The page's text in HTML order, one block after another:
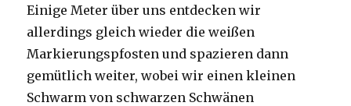
Einige Meter über uns entdecken wir
allerdings gleich wieder die weißen
Markierungspfosten und spazieren dann
gemütlich weiter, wobei wir einen kleinen
Schwarm von schwarzen Schwänen